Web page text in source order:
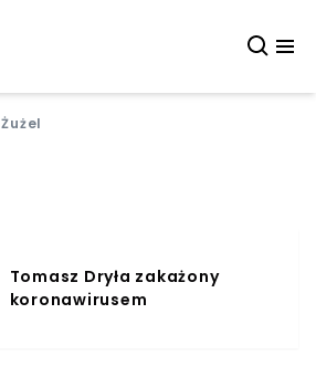
Żużel
Tomasz Dryła zakażony
koronawirusem